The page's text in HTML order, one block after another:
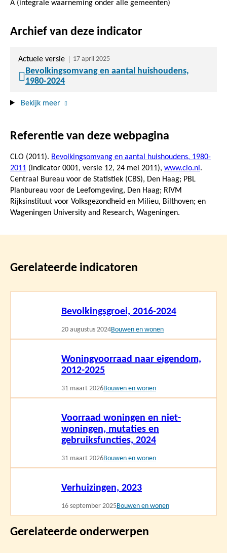
A (integrale waarneming onder alle gemeenten)
Archief van deze indicator
Actuele versie 17 april 2025
Bevolkingsomvang en aantal huishoudens,
1980-2024
Bekijk meer
Referentie van deze webpagina
CLO (2011). Bevolkingsomvang en aantal huishoudens, 1980-
2011 (indicator 0001, versie 12, 24 mei 2011), www.clo.nl .
Centraal Bureau voor de Statistiek (CBS), Den Haag; PBL
Planbureau voor de Leefomgeving, Den Haag; RIVM
Rijksinstituut voor Volksgezondheid en Milieu, Bilthoven; en
Wageningen University and Research, Wageningen.
Gerelateerde indicatoren
Bevolkingsgroei, 2016-2024
20 augustus 2024Bouwen en wonen
Woningvoorraad naar eigendom,
2012-2025
31 maart 2026Bouwen en wonen
Voorraad woningen en niet-
woningen, mutaties en
gebruiksfuncties, 2024
31 maart 2026Bouwen en wonen
Verhuizingen, 2023
16 september 2025Bouwen en wonen
Gerelateerde onderwerpen